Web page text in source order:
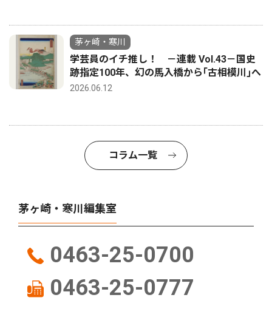
茅ヶ崎・寒川
学芸員のイチ推し！ －連載 Vol.43－国史
跡指定100年、幻の馬入橋から｢古相模川｣へ
2026.06.12
コラム一覧
茅ヶ崎・寒川編集室
0463-25-0700
0463-25-0777